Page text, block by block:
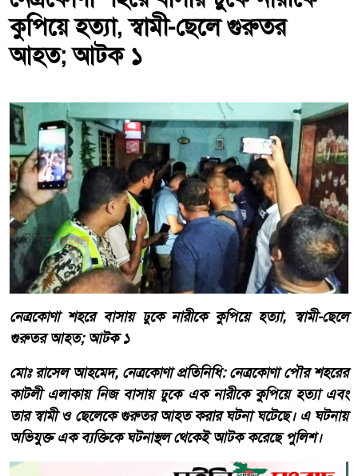
কুপিয়ে হত্যা, স্বামী-ছেলে গুরুতর
আহত; আটক ১
নেত্রকোণা শহরে বাসায় ঢুকে নারীকে কুপিয়ে হত্যা, স্বামী-ছেলে
গুরুতর আহত; আটক ১
মোঃ রাসেল আহমেদ, নেত্রকোণা প্রতিনিধি: নেত্রকোণা পৌর শহরের
কাটলী এলাকায় নিজ বাসায় ঢুকে এক নারীকে কুপিয়ে হত্যা এবং
তার স্বামী ও ছেলেকে গুরুতর আহত করার ঘটনা ঘটেছে। এ ঘটনায়
অভিযুক্ত এক ব্যক্তিকে ঘটনাস্থল থেকেই আটক করেছে পুলিশ।